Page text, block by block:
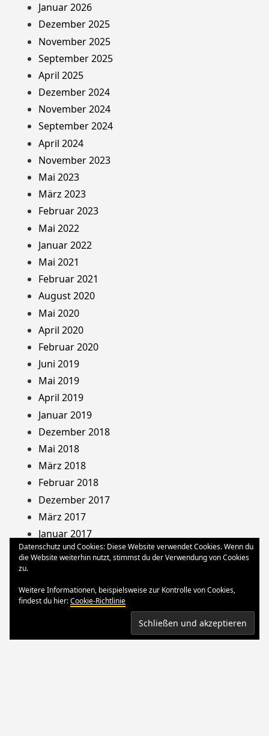
Januar 2026
Dezember 2025
November 2025
September 2025
April 2025
Dezember 2024
November 2024
September 2024
April 2024
November 2023
Mai 2023
März 2023
Februar 2023
Mai 2022
Januar 2022
Mai 2021
Februar 2021
August 2020
Mai 2020
April 2020
Februar 2020
Juni 2019
Mai 2019
April 2019
Januar 2019
Dezember 2018
Mai 2018
März 2018
Februar 2018
Dezember 2017
März 2017
Januar 2017
August 2013
Oktober 2012
März 2012
Datenschutz und Cookies: Diese Website verwendet Cookies. Wenn du
die Website weiterhin nutzt, stimmst du der Verwendung von Cookies
zu.
Weitere Informationen, beispielsweise zur Kontrolle von Cookies,
findest du hier:Cookie-Richtlinie